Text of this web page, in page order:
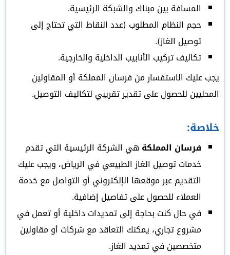
المسافة بين مبناك والشبكة الرئيسية.
حجم النظام المطلوب (عدد النقاط التي تحتاج إلى
توصيل الغاز).
تكاليف تركيب الأنابيب الداخلية والخارجية.
يجب عليك الاستفسار من فرسان المملكة أو المقاولين
المحليين للحصول على تقدير تقريبي لتكاليف التوصيل.
خلاصة:
فرسان المملكة هي الشركة الرئيسية التي تقدم
خدمات توصيل الغاز الطبيعي في الرياض، ويجب عليك
التقديم عبر موقعها الإلكتروني أو التواصل مع خدمة
العملاء للحصول على تفاصيل إضافية.
في حال كنت بحاجة إلى تمديدات داخلية أو تعمل في
مشروع تجاري، يمكنك التعاقد مع شركات أو مقاولين
متخصصين في تمديد الغاز.